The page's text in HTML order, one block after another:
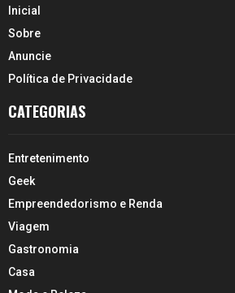
Inicial
Sobre
Anuncie
Política de Privacidade
CATEGORIAS
Entretenimento
Geek
Empreendedorismo e Renda
Viagem
Gastronomia
Casa